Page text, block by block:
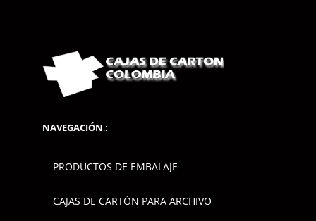
NAVEGACIÓN.:
PRODUCTOS DE EMBALAJE
CAJAS DE CARTÓN PARA ARCHIVO